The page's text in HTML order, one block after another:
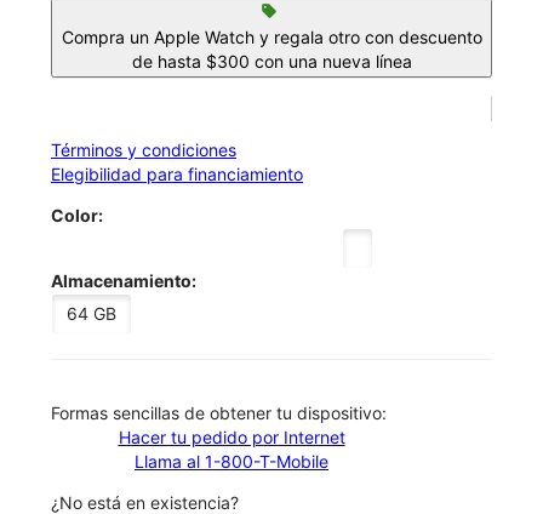
sell
Compra un Apple Watch y regala otro con descuento
de hasta $300 con una nueva línea
Términos y condiciones
Elegibilidad para financiamiento
Color:
Almacenamiento:
64 GB
​​​​​​​Formas sencillas de obtener tu dispositivo:
Hacer tu pedido por Internet
Llama al 1-800-T-Mobile
¿No está en existencia?